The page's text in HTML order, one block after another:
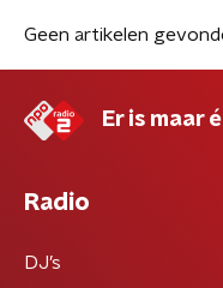
Geen artikelen
Er is maar
Radio
DJ’s